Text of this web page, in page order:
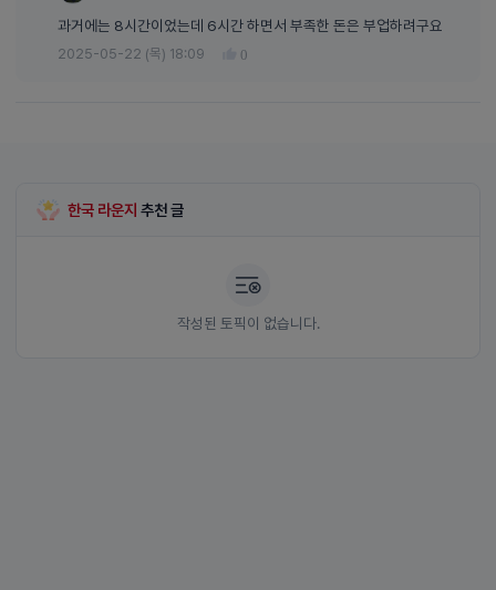
과거에는 8시간이었는데 6시간 하면서 부족한 돈은 부업하려구요
2025-05-22 (목) 18:09 0
한국 라운지 추천 글
작성된 토픽이 없습니다.